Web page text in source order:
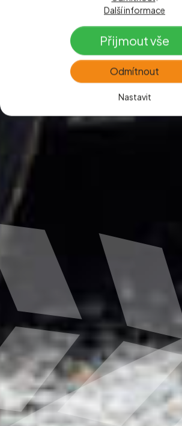
Další informace
Přijmout vše
Odmítnout
Nastavit